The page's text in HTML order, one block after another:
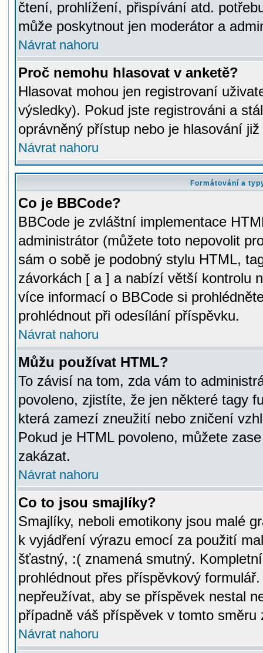
čtení, prohlížení, přispívání atd.
může poskytnout jen moderátor a
Návrat nahoru
Proč nemohu hlasovat v anketě?
Hlasovat mohou jen registrovaní
výsledky). Pokud jste registrováni a
oprávněný přístup nebo je hlasování
Návrat nahoru
Formátování a
Co je BBCode?
BBCode je zvláštní implementace
administrátor (můžete toto nepovolit
sám o sobě je podobný stylu HTML,
závorkách [ a ] a nabízí větší kontrolu
více informací o BBCode si
prohlédnout při odesílání příspěvku.
Návrat nahoru
Můžu používat HTML?
To závisí na tom, zda vám to
povoleno, zjistíte, že jen některé tagy
která zamezí zneužití nebo zničení
Pokud je HTML povoleno, můžete
zakázat.
Návrat nahoru
Co to jsou smajlíky?
Smajlíky, neboli emotikony jsou malé
k vyjádření výrazu emocí za použití
šťastný, :( znamená smutný.
prohlédnout přes příspěvkový
nepřeužívat, aby se příspěvek nestal
případně váš příspěvek v tomto směru
Návrat nahoru